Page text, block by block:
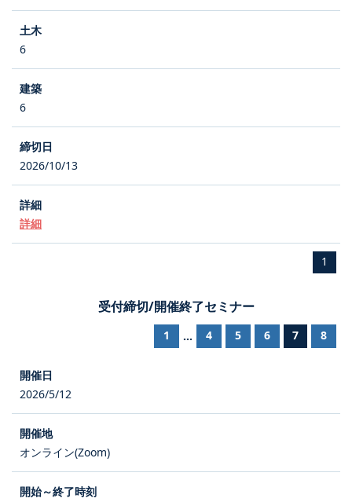
6
6
2026/10/13
詳細
1
受付締切/開催終了セミナー
1 ... 4 5 6 7 8
2026/5/12
オンライン(Zoom)